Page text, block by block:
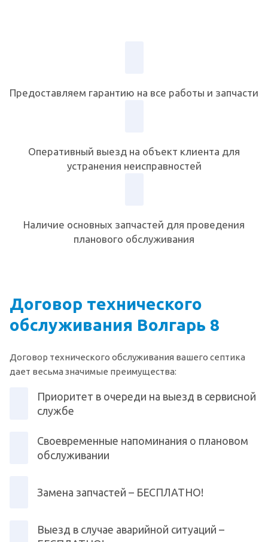
Предоставляем гарантию на все работы и запчасти
Оперативный выезд на объект клиента для
устранения неисправностей
Наличие основных запчастей для проведения
планового обслуживания
Договор технического
обслуживания Волгарь 8
Договор технического обслуживания вашего септика
дает весьма значимые преимущества:
Приоритет в очереди на выезд в сервисной
службе
Своевременные напоминания о плановом
обслуживании
Замена запчастей – БЕСПЛАТНО!
Выезд в случае аварийной ситуаций –